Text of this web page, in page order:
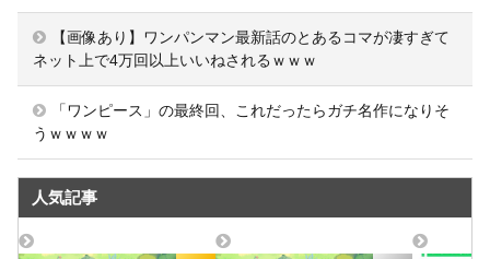
【画像あり】ワンパンマン最新話のとあるコマが凄すぎて
ネット上で4万回以上いいねされるｗｗｗ
「ワンピース」の最終回、これだったらガチ名作になりそ
うｗｗｗｗ
人気記事